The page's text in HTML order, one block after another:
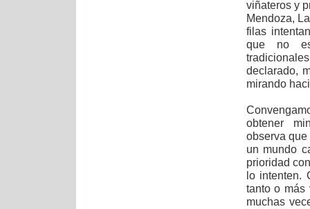
viñateros y
Mendoza,
filas
que no
declarado,
mirando
obtener
observa
un mundo
prioridad
lo intenten.
tanto o más
muchas